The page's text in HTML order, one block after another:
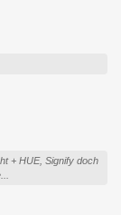
+ HUE, Signify doch